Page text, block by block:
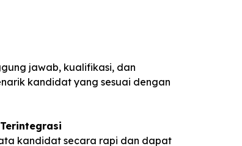
jawab, kualifikasi, dan
kandidat yang sesuai dengan
kandidat secara rapi dan dapat